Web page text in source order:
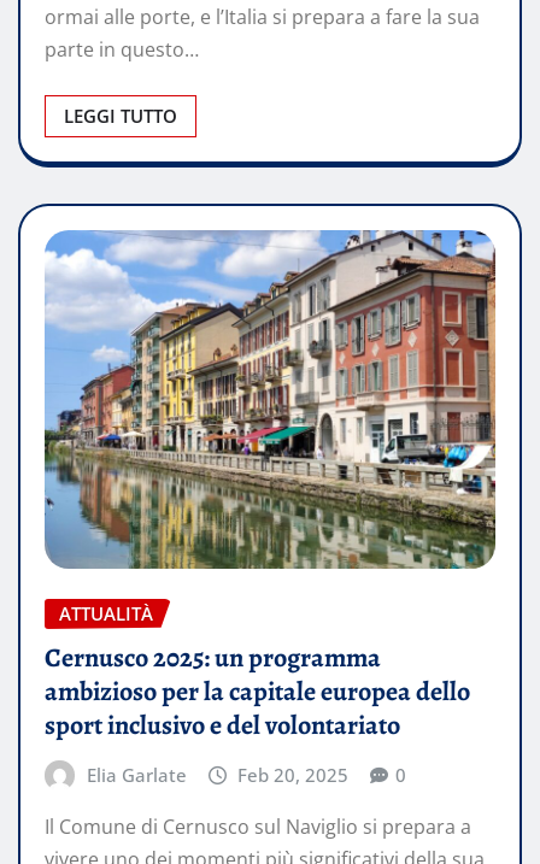
ormai alle porte, e l’Italia si prepara a fare la sua
parte in questo…
LEGGI TUTTO
ATTUALITÀ
Cernusco 2025: un programma
ambizioso per la capitale europea dello
sport inclusivo e del volontariato
Elia Garlate Feb 20, 2025 0
Il Comune di Cernusco sul Naviglio si prepara a